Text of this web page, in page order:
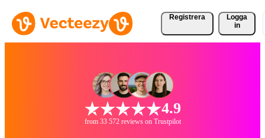
Registrera
Logga
in
4.9
from 33 572 reviews on Trustpilot